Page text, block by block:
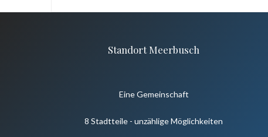
Standort Meerbusch
Eine Gemeinschaft
8 Stadtteile - unzählige Möglichkeiten